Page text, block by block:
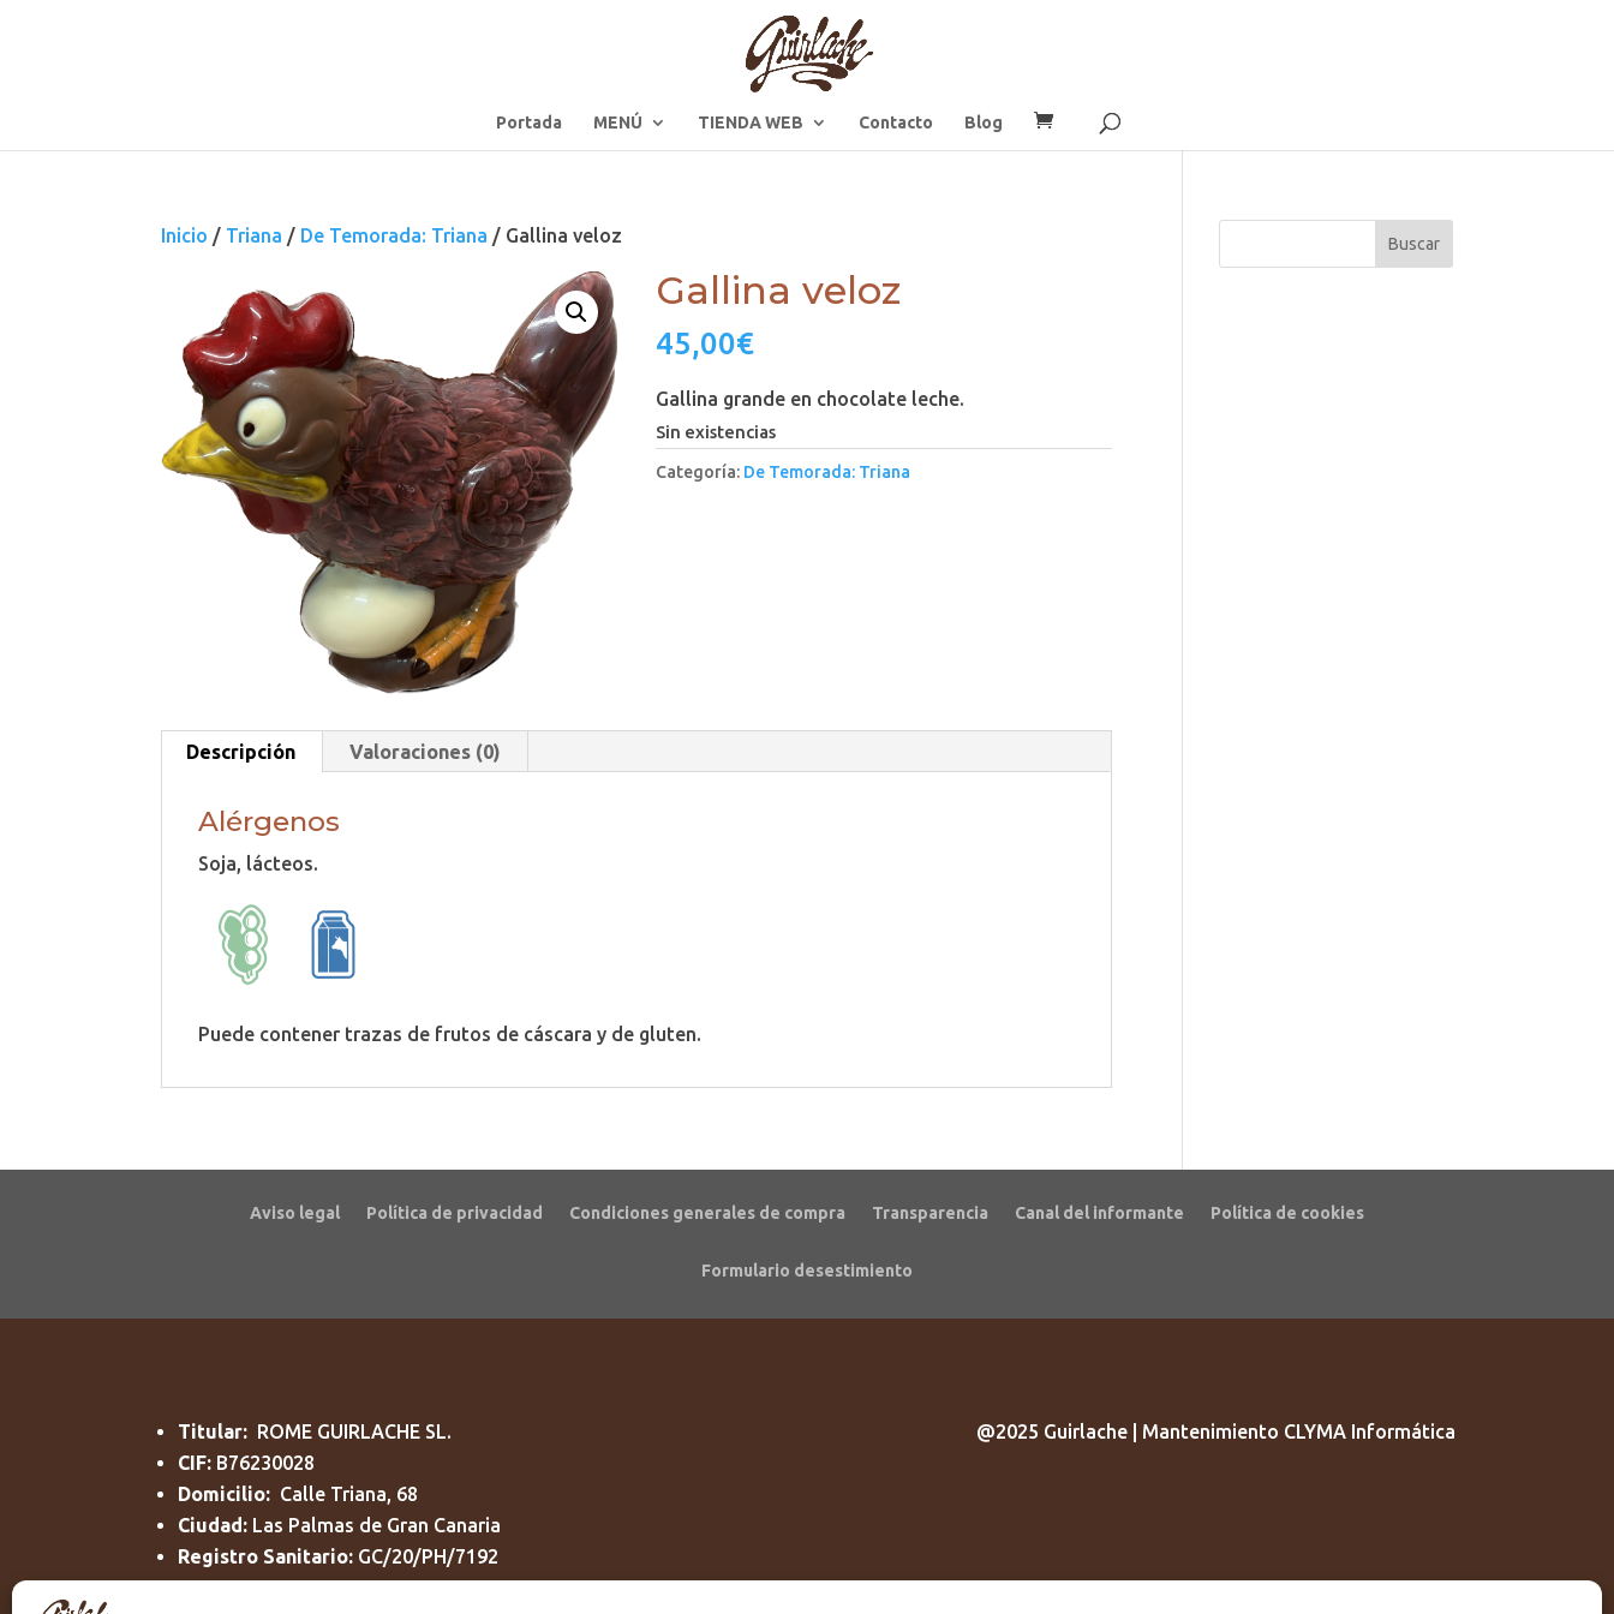
Portada MENÚ TIENDA WEB Contacto Blog
Inicio / Triana / De Temorada: Triana / Gallina veloz
Gallina veloz
45,00€
Gallina grande en chocolate leche.
Sin existencias
Categoría: De Temorada: Triana
Descripción Valoraciones (0)
Alérgenos
Soja, lácteos.
Puede contener trazas de frutos de cáscara y de gluten.
Aviso legal Política de privacidad Condiciones generales de compra Transparencia Canal del informante Política de cookies
Formulario desestimiento
Titular: ROME GUIRLACHE SL.
CIF: B76230028
Domicilio: Calle Triana, 68
Ciudad: Las Palmas de Gran Canaria
Registro Sanitario: GC/20/PH/7192
@2025 Guirlache | Mantenimiento CLYMA Informática